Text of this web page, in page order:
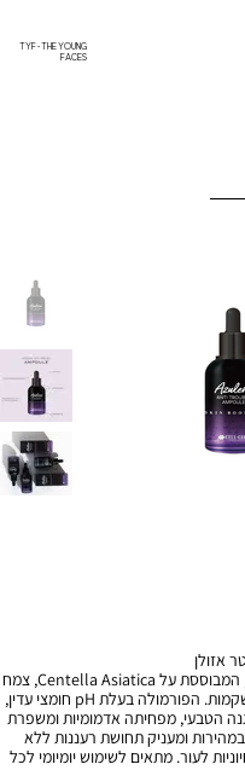
TYF - THE YOUNG
FACES
אזולן
אמפולה מתקדמת להרגעת עור רגיש ומגורה, המבוססת על Centella Asiatica, צמח
מרפא הידוע בתכונותיו האנטי-דלקתיות והמשקמות. הפורמולה בעלת pH חומצי עדין,
הטבעי, מפחיתה אדמומיות ומשפרת
ומעניק תחושת רעננות ללא
לעור. מתאים לשימוש יומיומי לכל